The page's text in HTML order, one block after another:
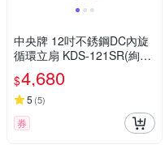
中央牌 12吋不銹鋼DC內旋
循環立扇 KDS-121SR(絢麗
白)
$4,680
5 (5)
券